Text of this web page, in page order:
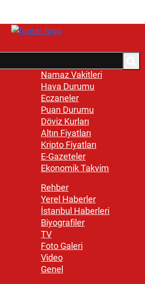
Namaz Vakitleri
Hava Durumu
Eczaneler
Puan Durumu
Döviz Kurları
Altın Fiyatları
Kripto Fiyatları
E-Gazeteler
Ekonomik Takvim
Rehber
Yerel Haberler
İstanbul Haberleri
Biyografiler
TV
Foto Galeri
Video
Genel